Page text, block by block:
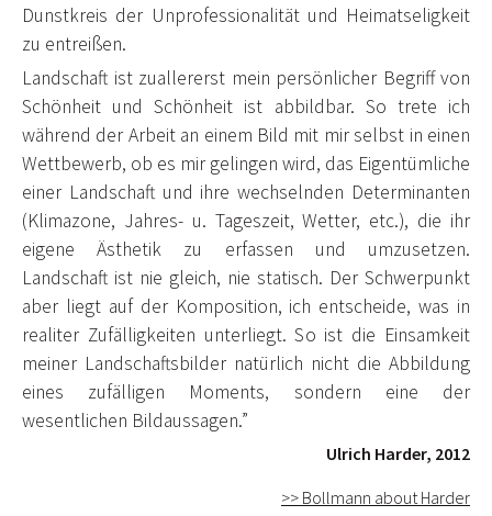
Dunstkreis der Unprofessionalität und Heimatseligkeit
zu entreißen.
Landschaft ist zuallererst mein persönlicher Begriff von
Schönheit und Schönheit ist abbildbar. So trete ich
während der Arbeit an einem Bild mit mir selbst in einen
Wettbewerb, ob es mir gelingen wird, das Eigentümliche
einer Landschaft und ihre wechselnden Determinanten
(Klimazone, Jahres- u. Tageszeit, Wetter, etc.), die ihr
eigene Ästhetik zu erfassen und umzusetzen.
Landschaft ist nie gleich, nie statisch. Der Schwerpunkt
aber liegt auf der Komposition, ich entscheide, was in
realiter Zufälligkeiten unterliegt. So ist die Einsamkeit
meiner Landschaftsbilder natürlich nicht die Abbildung
eines zufälligen Moments, sondern eine der
wesentlichen Bildaussagen.”
Ulrich Harder, 2012
>> Bollmann about Harder